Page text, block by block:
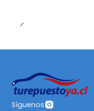
Síguenos